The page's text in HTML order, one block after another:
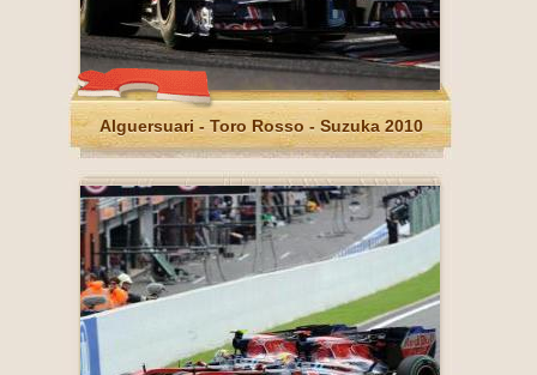
Alguersuari - Toro Rosso - Suzuka 2010